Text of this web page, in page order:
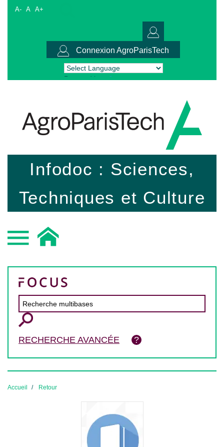
A- A A+
Connexion AgroParisTech
Powered by Translate
Infodoc : Sciences,
Techniques et Culture
RECHERCHE AVANCÉE
Accueil Retour